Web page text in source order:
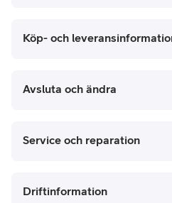
Köp- och
Avsluta och ändra
Service och reparation
Driftinformation